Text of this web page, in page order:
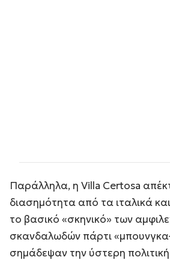
Παράλληλα, η Villa Certosa
διασημότητα από τα ιταλικά
το βασικό «σκηνικό» των
σκανδαλωδών πάρτι
σημάδεψαν την ύστερη